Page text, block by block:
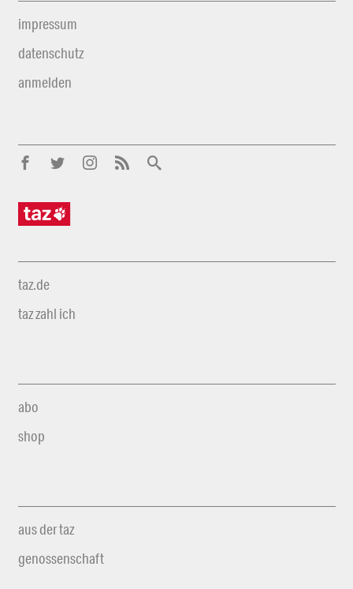
impressum
datenschutz
anmelden
taz.de
taz zahl ich
abo
shop
aus der taz
genossenschaft